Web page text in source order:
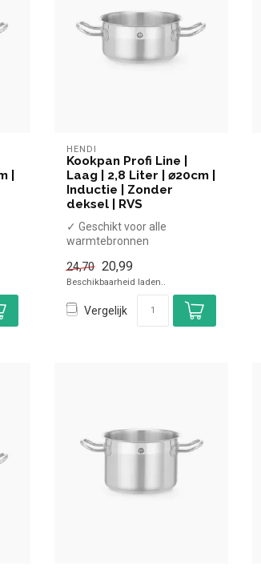
|
HENDI
Kookpan Profi Line |
Laag | 2,8 Liter | ⌀20cm |
Inductie | Zonder
deksel | RVS
✓ Geschikt voor alle
warmtebronnen
handgrepen
x Zonder dekse...
24,70 20,99
Beschikbaarheid laden..
Vergelijk